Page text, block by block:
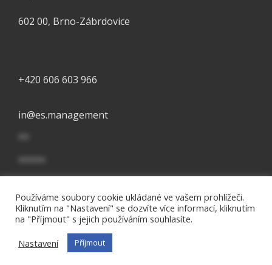
602 00, Brno-Zábrdovice
+420 606 603 966
in@es.management
2024 © essential college, s.r.o. Všechna práva vyhrazena.
Používáme soubory cookie ukládané ve vašem prohlížeči.
Kliknutím na "Nastavení" se dozvíte více informací, kliknutím
na "Příjmout" s jejich používáním souhlasíte.
Nastavení
Příjmout